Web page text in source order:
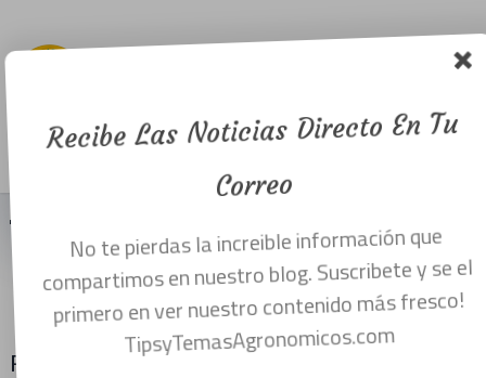
hace un
Agrónomo.
noviembre 9, 2017
PERFIL DE INGENIERO AGRÓNOMO ¿
QUÉ ES Y QUE HACE UN INGENIERO
AGRÓNOMO?
Por lo menos una vez en la vida vas a
Recibe Las Noticias Directo En Tu
Correo
No te pierdas la increible información que
compartimos en nuestro blog. Suscribete y se el
primero en ver nuestro contenido más fresco!
TipsyTemasAgronomicos.com